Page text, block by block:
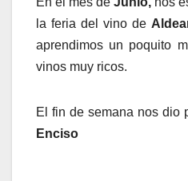
la feria del vino de
aprendimos un poquito
vinos muy ricos.
El fin de semana nos dio
Enciso